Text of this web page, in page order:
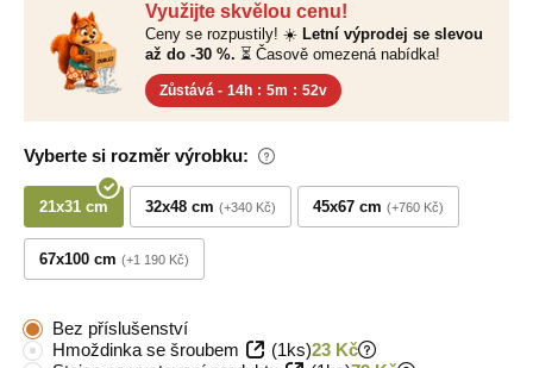
Využijte skvělou cenu!
Ceny se rozpustily! ☀️ Letní výprodej se slevou
až do -30 %. ⏳ Časově omezená nabídka!
Zůstává - 14h : 5m : 51v
Vyberte si rozměr výrobku:
21x31 cm 32x48 cm +340 Kč 45x67 cm +760 Kč
67x100 cm +1 190 Kč
Bez příslušenství
Hmoždinka se šroubem
(1ks)23 Kč